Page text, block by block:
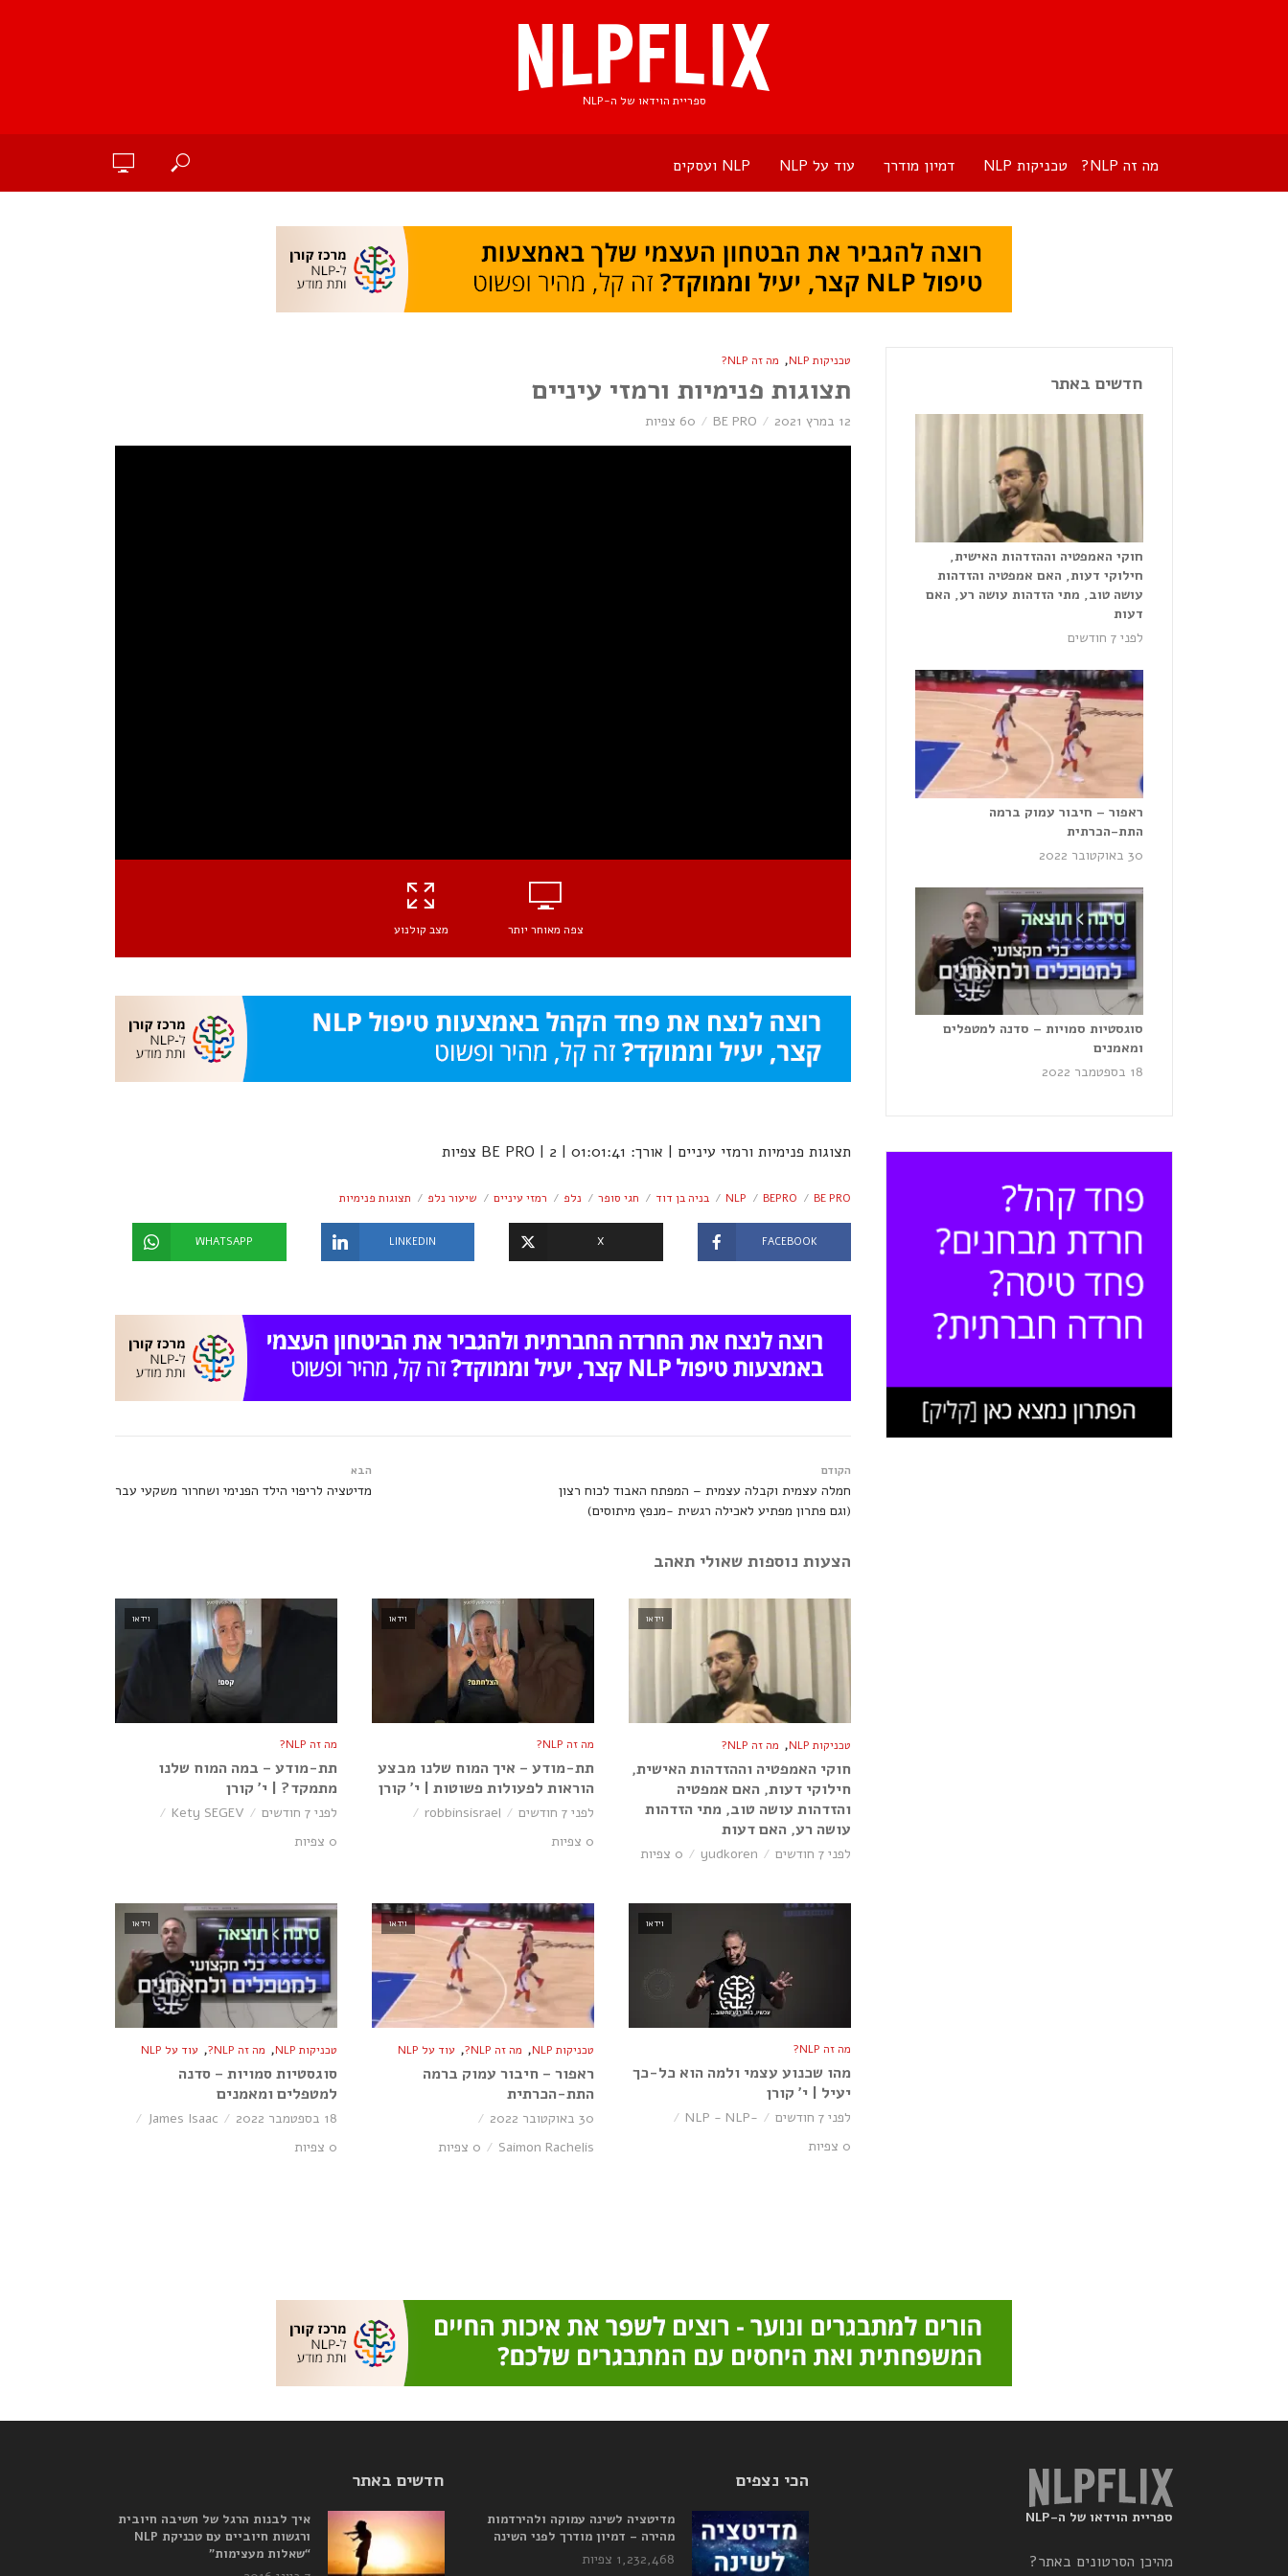
ספריית הוידאו של ה-NLP
מה זה NLP? טכניקות NLP דמיון מודרך עוד על NLP NLP ועסקים
טכניקות NLP , מה זה NLP?
תצוגות פנימיות ורמזי עיניים
12 במרץ 2021 BE PRO 60 צפיות
צפה מאוחר יותר מצב קולנוע
תצוגות פנימיות ורמזי עיניים | אורך: 01:01:41 | BE PRO | 2 צפיות
BE PRO
BEPRO
NLP בניה בן דוד חגי סופר נלפ רמזי עיניים שיעור נלפ תצוגות פנימיות
FACEBOOK
X
LINKEDIN
WHATSAPP
הקודם
חמלה עצמית וקבלה עצמית – המפתח האבוד לכוח רצון
(וגם פתרון מפתיע לאכילה רגשית -מנפץ מיתוסים)
הבא
מדיטציה לריפוי הילד הפנימי ושחרור משקעי עבר
הצעות נוספות שאולי תאהב
וידאו
טכניקות NLP , מה זה NLP?
חוקי האמפטיה וההזדהות האישית,
חילוקי דעות, האם אמפטיה
והזדהות עושה טוב, מתי הזדהות
עושה רע, האם דעות
לפני 7 חודשים yudkoren 0 צפיות
וידאו
מה זה NLP?
תת-מודע – איך המוח שלנו מבצע
הוראות לפעולות פשוטות | י׳ קורן
לפני 7 חודשים
robbinsisrael
0 צפיות
וידאו
מה זה NLP?
תת-מודע – במה המוח שלנו
מתמקד? | י׳ קורן
לפני 7 חודשים
Kety SEGEV
0 צפיות
וידאו
מה זה NLP?
מהו שכנוע עצמי ולמה הוא כל-כך
יעיל | י׳ קורן
לפני 7 חודשים
-NLP - NLP
0 צפיות
וידאו
טכניקות NLP , מה זה NLP? , עוד על NLP
ראפור – חיבור עמוק ברמה
התת-הכרתית
30 באוקטובר 2022
Saimon Rachelis
0 צפיות
וידאו
טכניקות NLP , מה זה NLP? , עוד על NLP
סוגסטיות סמויות – סדנה
למטפלים ומאמנים
18 בספטמבר 2022
James Isaac
0 צפיות
חדשים באתר
חוקי האמפטיה וההזדהות האישית,
חילוקי דעות, האם אמפטיה והזדהות
עושה טוב, מתי הזדהות עושה רע, האם
דעות
לפני 7 חודשים
ראפור – חיבור עמוק ברמה
התת-הכרתית
30 באוקטובר 2022
סוגסטיות סמויות – סדנה למטפלים
ומאמנים
18 בספטמבר 2022
ספריית הוידאו של ה-NLP
מהיכן הסרטונים באתר?
הכי נצפים
מדיטציה לשינה עמוקה ולהירדמות
מהירה – דמיון מודרך לפני השינה
1,232,468 צפיות
חדשים באתר
איך לבנות הרגל של חשיבה חיובית
ורגשות חיוביים עם טכניקת NLP
“שאלות מעצימות”